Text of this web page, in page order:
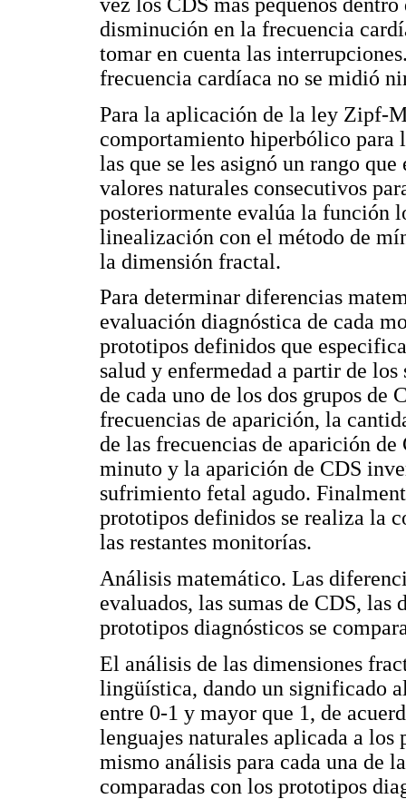
disminución en la frecuencia
tomar en cuenta las
frecuencia cardíaca no se midió
Para la aplicación de la ley Zipf-
comportamiento hiperbólico para
las que se les asignó un rango
valores naturales consecutivos
posteriormente evalúa la función
linealización con el método de
la dimensión fractal.
Para determinar diferencias
evaluación diagnóstica de cada
prototipos definidos que
salud y enfermedad a partir de
de cada uno de los dos grupos de
frecuencias de aparición, la
de las frecuencias de aparición
minuto y la aparición de CDS
sufrimiento fetal agudo.
prototipos definidos se realiza la
las restantes monitorías.
Análisis matemático. Las
evaluados, las sumas de CDS,
prototipos diagnósticos se
El análisis de las dimensiones
lingüística, dando un significado
entre 0-1 y mayor que 1, de
lenguajes naturales aplicada a
mismo análisis para cada una de
comparadas con los prototipos